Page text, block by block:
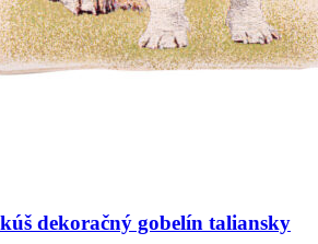
dekoračný gobelín taliansky